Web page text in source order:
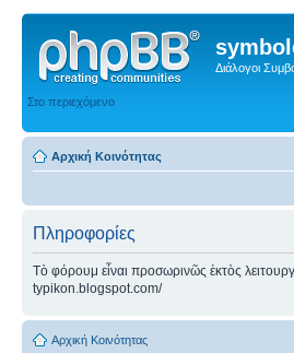
Διάλογοι
Στο περιεχόμενο
Αρχική Κοινότητας
Πληροφορίες
Τὸ φόρουμ εἶναι προσωρινῶς ἐκτὸς
typikon.blogspot.com/
Αρχική Κοινότητας